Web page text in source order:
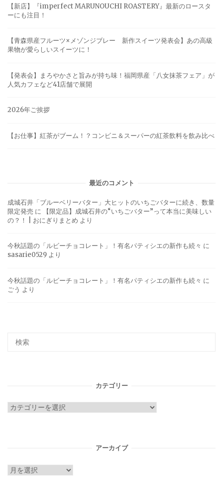
【新店】『imperfect MARUNOUCHI ROASTERY』最新のロースタ
ーにも注目！
【青森県産フルーツ×メゾンジブレー 新作スイーツ発表会】あの高級
果物が愛らしいスイーツに！
【発表会】まろやかさと旨みが持ち味！福岡県産「八女抹茶フェア」が
人気カフェなど41店舗で展開
2026年ご挨拶
【お仕事】紅茶がブーム！？コンビニ＆スーパーの紅茶飲料を飲み比べ
最近のコメント
成城石井「ブルーベリーバター」大ヒットのいちごバターに続き、数量
限定発売 に
【限定品】成城石井の“いちごバター”って本当に美味しい
の？！ | おにぎりまとめ より
今秋話題の「ルビーチョコレート」！有名パティシエの新作も続々 に
sasarie0529 より
今秋話題の「ルビーチョコレート」！有名パティシエの新作も続々 に
ごう より
カテゴリー
カ
アーカイブ
ア